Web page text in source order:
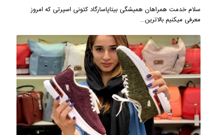
سلام خدمت همراهان همیشگی بیتاپاسارگاد کتونی اسپرتی که امروز
معرفی میکنیم بالاترین…